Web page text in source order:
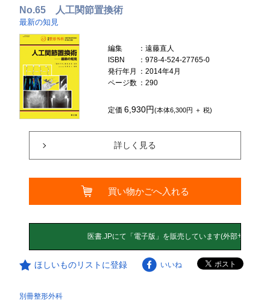
No.65 人工関節置換術
最新の知見
編集
：遠藤直人
ISBN
：978-4-524-27765-0
発行年月
：2014年4月
ページ数 ：290
定価6,930円(本体6,300円 ＋ 税)
詳しく見る
買い物かごへ入れる
ほしいものリストに登録 いいね
別冊整形外科